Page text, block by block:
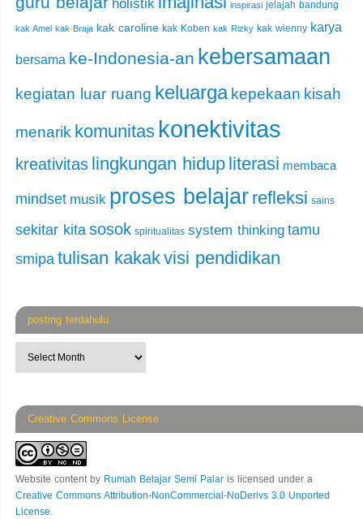
holistik inspirasi jelajah bandung
kak Amel kak Braja kak caroline kak Koben kak Rizky kak wienny karya
bersama ke-Indonesia-an kebersamaan
kegiatan luar ruang keluarga kepekaan kisah
menarik komunitas konektivitas
kreativitas lingkungan hidup literasi membaca
mindset musik proses belajar refleksi sains
sekitar kitasosok spiritualitas system thinking tamu
smipa tulisan kakakvisi pendidikan
posting terdahulu
Creative Commons License
Website contentby Rumah Belajar Semi Palar is licensed under a
Creative Commons Attribution-NonCommercial-NoDerivs 3.0 Unported
License.